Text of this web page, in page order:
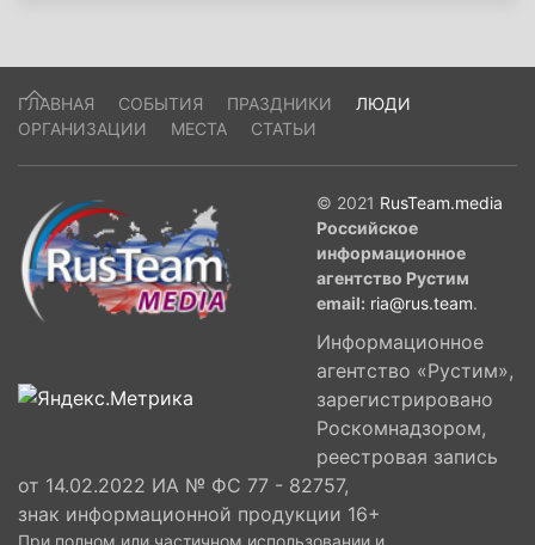
ГЛАВНАЯ СОБЫТИЯ ПРАЗДНИКИ
ЛЮДИ
ОРГАНИЗАЦИИ
МЕСТА СТАТЬИ
© 2021 RusTeam.media
Российское
информационное
агентство Рустим
email: ria@rus.team.
Информационное
агентство «Рустим»,
зарегистрировано
Роскомнадзором,
реестровая запись
от 14.02.2022 ИА № ФС 77 - 82757,
знак информационной продукции 16+
При полном или частичном использовании и